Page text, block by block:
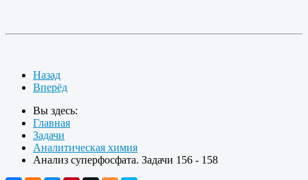
Назад
Вперёд
Вы здесь:
Главная
Задачи
Аналитическая химия
Анализ суперфосфата. Задачи 156 - 158